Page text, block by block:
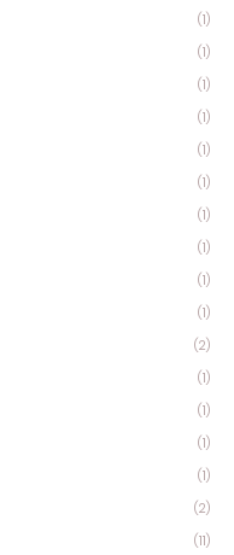
(1)
(1)
(1)
(1)
(1)
(1)
(1)
(1)
(1)
(1)
(2)
(1)
(1)
(1)
(1)
(2)
(11)